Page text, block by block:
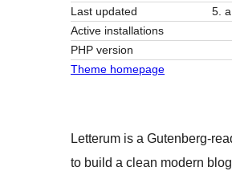
Last updated
5.
Active installations
PHP version
Theme homepage
Letterum is a Gutenberg-
to build a clean modern